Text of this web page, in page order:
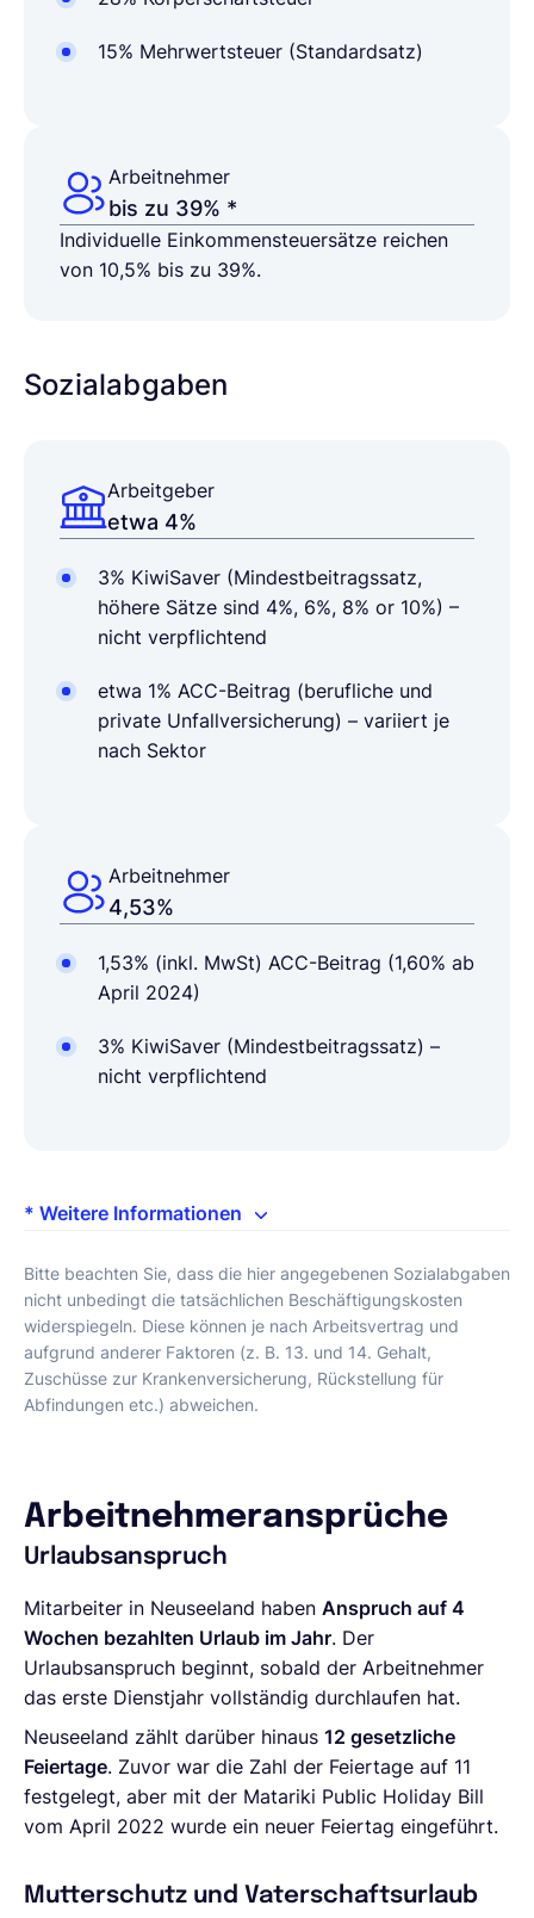
15% Mehrwertsteuer (Standardsatz)
Arbeitnehmer
bis zu 39% *
Individuelle Einkommensteuersätze reichen
von 10,5% bis zu 39%.
Sozialabgaben
Arbeitgeber
etwa 4%
3% KiwiSaver (Mindestbeitragssatz,
höhere Sätze sind 4%, 6%, 8% or 10%) –
nicht verpflichtend
etwa 1% ACC-Beitrag (berufliche und
private Unfallversicherung) – variiert je
nach Sektor
Arbeitnehmer
4,53%
1,53% (inkl. MwSt) ACC-Beitrag (1,60% ab
April 2024)
3% KiwiSaver (Mindestbeitragssatz) –
nicht verpflichtend
* Weitere Informationen
Bitte beachten Sie, dass die hier angegebenen Sozialabgaben
nicht unbedingt die tatsächlichen Beschäftigungskosten
widerspiegeln. Diese können je nach Arbeitsvertrag und
aufgrund anderer Faktoren (z. B. 13. und 14. Gehalt,
Zuschüsse zur Krankenversicherung, Rückstellung für
Abfindungen etc.) abweichen.
Arbeitnehmeransprüche
Urlaubsanspruch
Mitarbeiter in Neuseeland haben Anspruch auf 4
Wochen bezahlten Urlaub im Jahr. Der
Urlaubsanspruch beginnt, sobald der Arbeitnehmer
das erste Dienstjahr vollständig durchlaufen hat.
Neuseeland zählt darüber hinaus 12 gesetzliche
Feiertage. Zuvor war die Zahl der Feiertage auf 11
festgelegt, aber mit der Matariki Public Holiday Bill
vom April 2022 wurde ein neuer Feiertag eingeführt.
Mutterschutz und Vaterschaftsurlaub